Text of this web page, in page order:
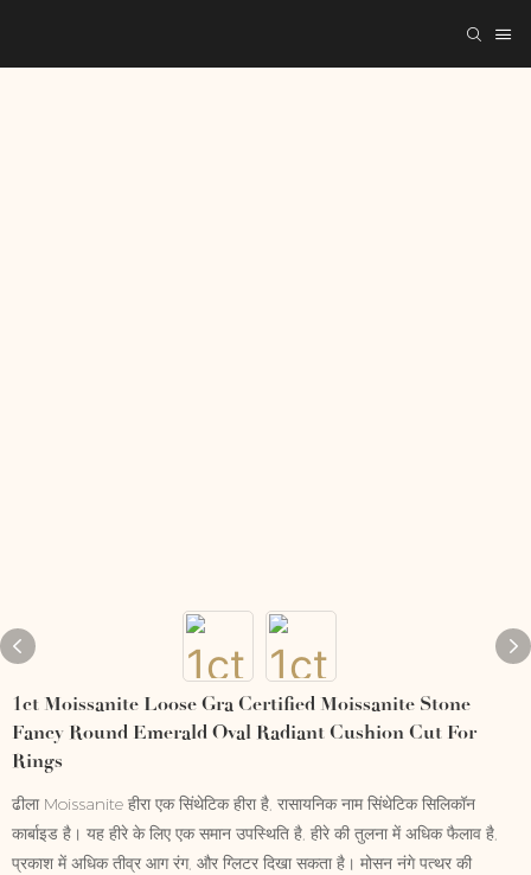
1ct Moissanite Loose Gra Certified Moissanite Stone
Fancy Round Emerald Oval Radiant Cushion Cut For
Rings
ढीला Moissanite हीरा एक सिंथेटिक हीरा है, रासायनिक नाम सिंथेटिक सिलिकॉन
कार्बाइड है। यह हीरे के लिए एक समान उपस्थिति है, हीरे की तुलना में अधिक फैलाव है,
प्रकाश में अधिक तीव्र आग रंग, और ग्लिटर दिखा सकता है। मोसन नंगे पत्थर की